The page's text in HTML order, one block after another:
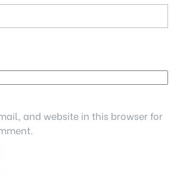
and website in this browser for